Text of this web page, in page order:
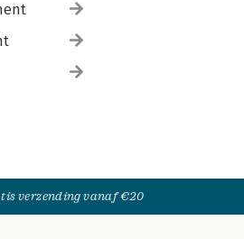
verzending vanaf €20